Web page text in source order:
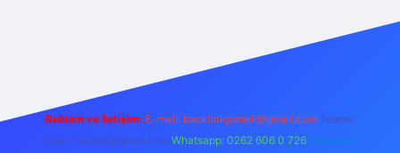
Reklam ve İletişim: E-mail: backlinkpaneli@gmail.com Teams:
forumhizmeti@gmail.com Whatsapp: 0262 606 0 726 Telegram: